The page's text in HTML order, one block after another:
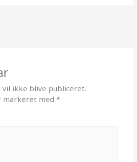
vil ikke blive publiceret.
markeret med*